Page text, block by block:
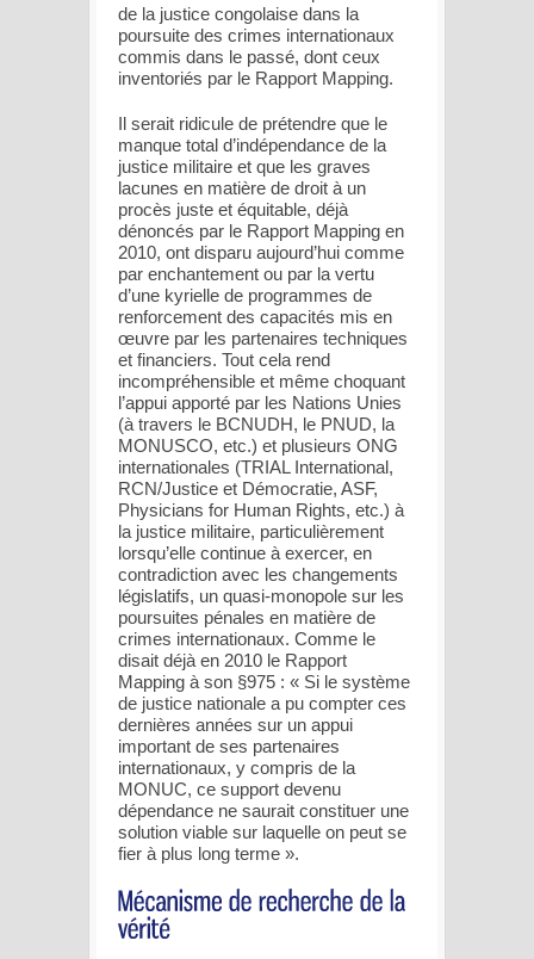
de la justice congolaise dans la
poursuite des crimes internationaux
commis dans le passé, dont ceux
inventoriés par le Rapport Mapping.
Il serait ridicule de prétendre que le
manque total d’indépendance de la
justice militaire et que les graves
lacunes en matière de droit à un
procès juste et équitable, déjà
dénoncés par le Rapport Mapping en
2010, ont disparu aujourd’hui comme
par enchantement ou par la vertu
d’une kyrielle de programmes de
renforcement des capacités mis en
œuvre par les partenaires techniques
et financiers. Tout cela rend
incompréhensible et même choquant
l’appui apporté par les Nations Unies
(à travers le BCNUDH, le PNUD, la
MONUSCO, etc.) et plusieurs ONG
internationales (TRIAL International,
RCN/Justice et Démocratie, ASF,
Physicians for Human Rights, etc.) à
la justice militaire, particulièrement
lorsqu’elle continue à exercer, en
contradiction avec les changements
législatifs, un quasi-monopole sur les
poursuites pénales en matière de
crimes internationaux. Comme le
disait déjà en 2010 le Rapport
Mapping à son §975 : « Si le système
de justice nationale a pu compter ces
dernières années sur un appui
important de ses partenaires
internationaux, y compris de la
MONUC, ce support devenu
dépendance ne saurait constituer une
solution viable sur laquelle on peut se
fier à plus long terme ».